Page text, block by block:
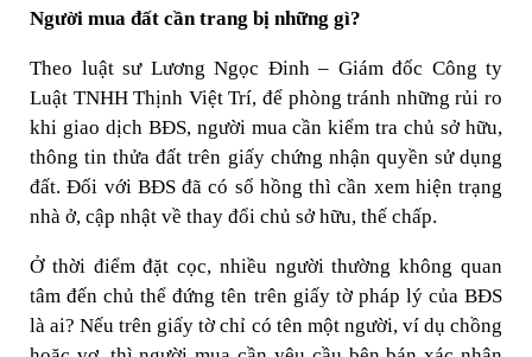
Người mua đất cần trang bị những gì?
Theo luật sư Lương Ngọc Đinh – Giám đốc Công ty
Luật TNHH Thịnh Việt Trí, để phòng tránh những rủi ro
khi giao dịch BĐS, người mua cần kiểm tra chủ sở hữu,
thông tin thửa đất trên giấy chứng nhận quyền sử dụng
đất. Đối với BĐS đã có sổ hồng thì cần xem hiện trạng
nhà ở, cập nhật về thay đổi chủ sở hữu, thế chấp.
Ở thời điểm đặt cọc, nhiều người thường không quan
tâm đến chủ thể đứng tên trên giấy tờ pháp lý của BĐS
là ai? Nếu trên giấy tờ chỉ có tên một người, ví dụ chồng